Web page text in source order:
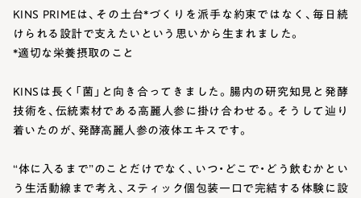
KINS PRIMEは、その土台*づくりを派手な約束ではなく、毎日続
けられる設計で支えたいという思いから生まれました。
*適切な栄養摂取のこと
KINSは長く「菌」と向き合ってきました。腸内の研究知見と発酵
技術を、伝統素材である高麗人参に掛け合わせる。そうして辿り
着いたのが、発酵高麗人参の液体エキスです。
“体に入るまで”のことだけでなく、いつ・どこで・どう飲むかとい
う生活動線まで考え、スティック個包装一口で完結する体験に設